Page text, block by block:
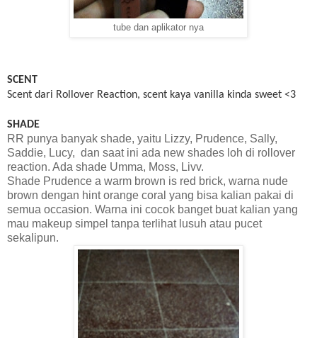
tube dan aplikator nya
SCENT
Scent dari Rollover Reaction, scent kaya vanilla kinda sweet <3
SHADE
RR punya banyak shade, yaitu Lizzy, Prudence, Sally,
Saddie, Lucy, dan saat ini ada new shades loh di rollover
reaction. Ada shade Umma, Moss, Livv.
Shade Prudence a warm brown is red brick, warna nude
brown dengan hint orange coral yang bisa kalian pakai di
semua occasion. Warna ini cocok banget buat kalian yang
mau makeup simpel tanpa terlihat lusuh atau pucet
sekalipun.